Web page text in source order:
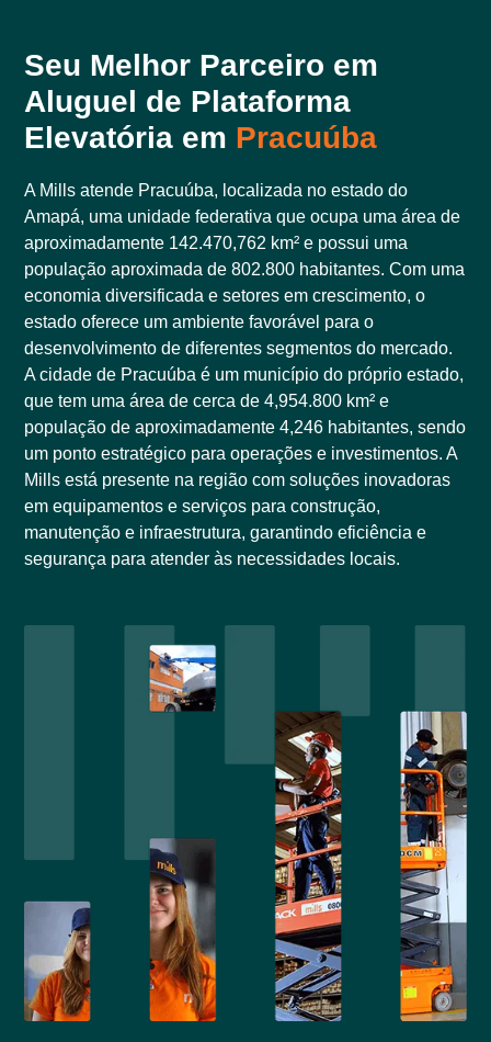
Seu Melhor Parceiro em
Aluguel de Plataforma
Elevatória em Pracuúba
A Mills atende Pracuúba, localizada no estado do
Amapá, uma unidade federativa que ocupa uma área de
aproximadamente 142.470,762 km² e possui uma
população aproximada de 802.800 habitantes. Com uma
economia diversificada e setores em crescimento, o
estado oferece um ambiente favorável para o
desenvolvimento de diferentes segmentos do mercado.
A cidade de Pracuúba é um município do próprio estado,
que tem uma área de cerca de 4,954.800 km² e
população de aproximadamente 4,246 habitantes, sendo
um ponto estratégico para operações e investimentos. A
Mills está presente na região com soluções inovadoras
em equipamentos e serviços para construção,
manutenção e infraestrutura, garantindo eficiência e
segurança para atender às necessidades locais.